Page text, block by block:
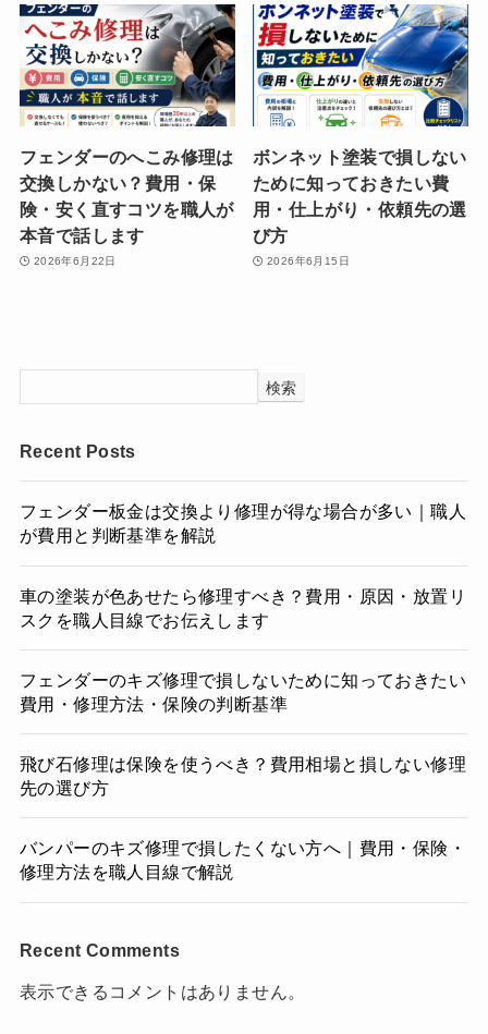
フェンダーのへこみ修理は
交換しかない？費用・保
険・安く直すコツを職人が
本音で話します
2026年6月22日
ボンネット塗装で損しない
ために知っておきたい費
用・仕上がり・依頼先の選
び方
2026年6月15日
検索
Recent Posts
フェンダー板金は交換より修理が得な場合が多い｜職人
が費用と判断基準を解説
車の塗装が色あせたら修理すべき？費用・原因・放置リ
スクを職人目線でお伝えします
フェンダーのキズ修理で損しないために知っておきたい
費用・修理方法・保険の判断基準
飛び石修理は保険を使うべき？費用相場と損しない修理
先の選び方
バンパーのキズ修理で損したくない方へ｜費用・保険・
修理方法を職人目線で解説
Recent Comments
表示できるコメントはありません。